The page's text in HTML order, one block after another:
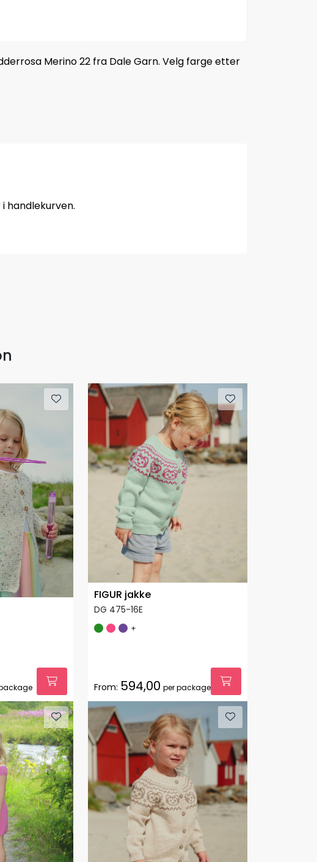
Merino 22 fra Dale Garn. Velg farge etter
handlekurven.
FIGUR jakke
DG 475-16E
+
From: 594,00 per package